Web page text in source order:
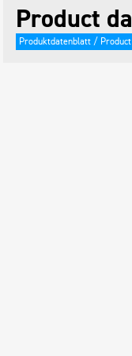
Product
Produktdatenblatt /